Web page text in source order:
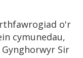
o'r
cymunedau,
Sir